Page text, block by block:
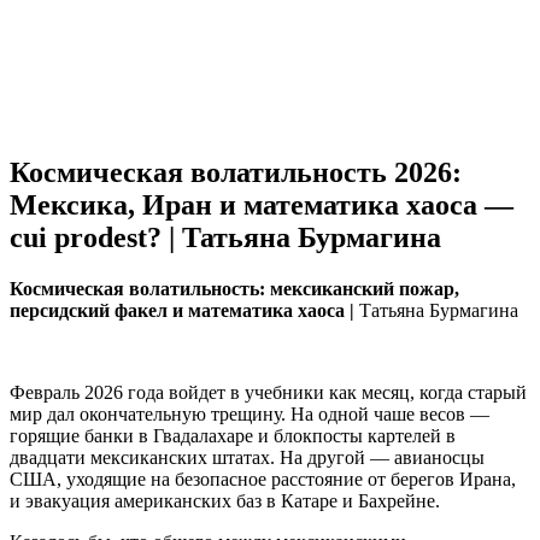
Космическая волатильность 2026:
Мексика, Иран и математика хаоса —
cui prodest? | Татьяна Бурмагина
Космическая волатильность: мексиканский пожар,
персидский факел и математика хаоса | Татьяна Бурмагина
Февраль 2026 года войдет в учебники как месяц, когда старый
мир дал окончательную трещину. На одной чаше весов —
горящие банки в Гвадалахаре и блокпосты картелей в
двадцати мексиканских штатах. На другой — авианосцы
США, уходящие на безопасное расстояние от берегов Ирана,
и эвакуация американских баз в Катаре и Бахрейне.